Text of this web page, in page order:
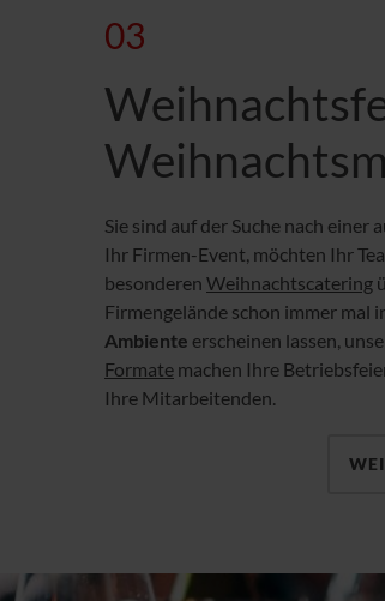
03
Sie sind auf der Suche nach
Ihr Firmen-Event, möchten Ihr
besonderen Weihnachtscatering
Firmengelände schon immer mal
Ambiente erscheinen lassen,
Formate machen Ihre
Ihre Mitarbeitenden.